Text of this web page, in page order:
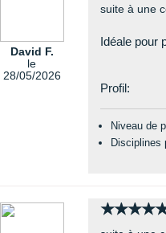
David F.
le
28/05/2026
suite à une
Idéale pour
Profil:
Niveau de
Disciplines